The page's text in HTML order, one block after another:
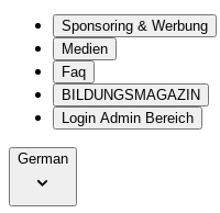
Sponsoring & Werbung
Medien
Faq
BILDUNGSMAGAZIN
Login Admin Bereich
German